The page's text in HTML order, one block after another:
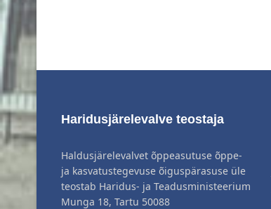
Haridusjärelevalve teostaja
Haldusjärelevalvet õppeasutuse õppe-
ja kasvatustegevuse õiguspärasuse üle
teostab Haridus- ja Teadusministeerium
Munga 18, Tartu 50088